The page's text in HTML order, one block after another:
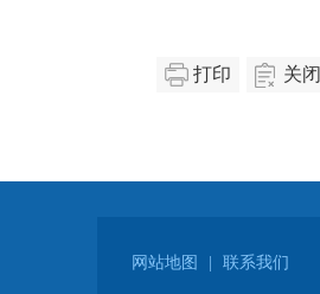
打印 关闭
网站地图 联系我们